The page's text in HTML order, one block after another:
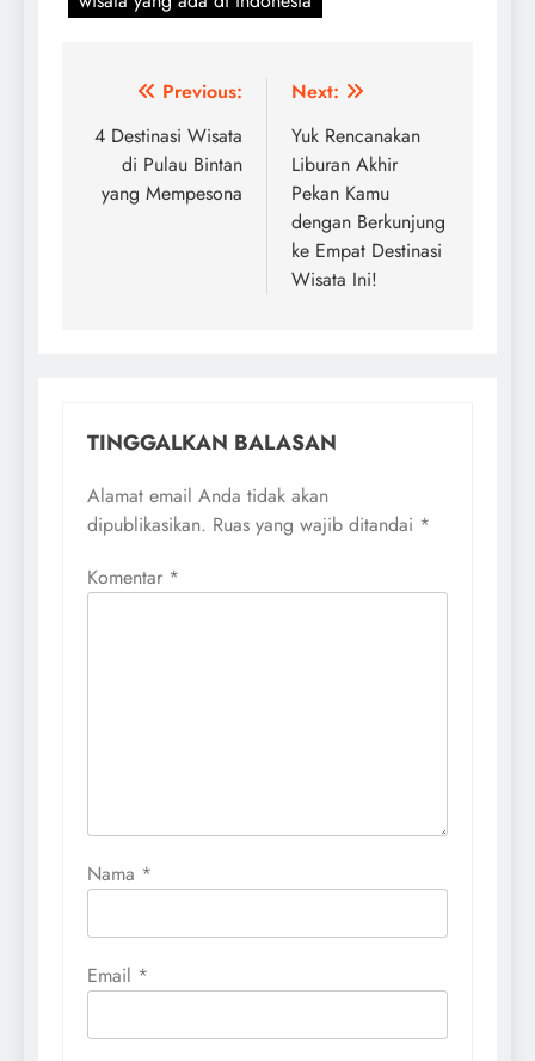
Navigasi
pos
Previous:
4 Destinasi Wisata
di Pulau Bintan
yang Mempesona
Next:
Yuk Rencanakan
Liburan Akhir
Pekan Kamu
dengan Berkunjung
ke Empat Destinasi
Wisata Ini!
TINGGALKAN BALASAN
Alamat email Anda tidak akan
dipublikasikan. Ruas yang wajib ditandai *
Komentar *
Nama *
Email *